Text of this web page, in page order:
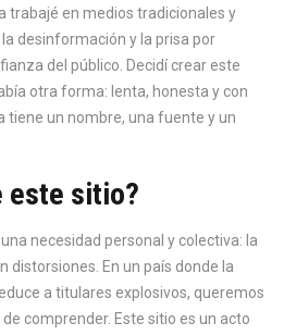
trabajé en medios tradicionales y
desinformación y la prisa por
del público. Decidí crear este
otra forma: lenta, honesta y con
tiene un nombre, una fuente y un
este sitio?
necesidad personal y colectiva: la
distorsiones. En un país donde la
a titulares explosivos, queremos
comprender. Este sitio es un acto